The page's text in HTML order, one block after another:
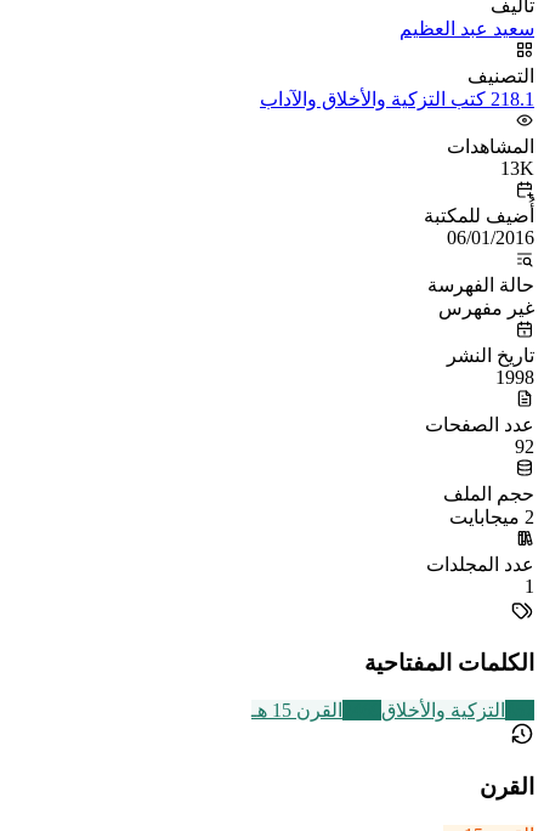
تأليف
سعيد عبد العظيم
التصنيف
218.1 كتب التزكية والأخلاق والآداب
المشاهدات
13K
أُضيف للمكتبة
06/01/2016
حالة الفهرسة
غير مفهرس
تاريخ النشر
1998
عدد الصفحات
92
حجم الملف
2 ميجابايت
عدد المجلدات
1
الكلمات المفتاحية
التزكية والأخلاق القرن 15 هـ
القرن